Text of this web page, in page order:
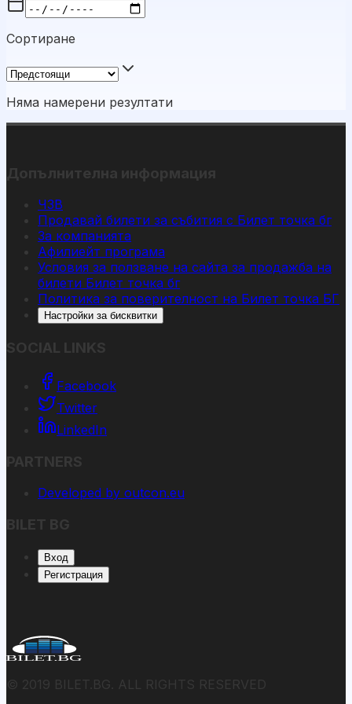
Сортиране
Няма намерени резултати
Допълнителна информация
ЧЗВ
Продавай билети за събития с Билет точка бг
За компанията
Афилиейт програма
Условия за ползване на сайта за продажба на
билети Билет точка бг
Политика за поверителност на Билет точка БГ
Настройки за бисквитки
SOCIAL LINKS
Facebook
Twitter
LinkedIn
PARTNERS
Developed by outcon.eu
BILET BG
Вход
Регистрация
© 2019 BILET.BG. ALL RIGHTS RESERVED